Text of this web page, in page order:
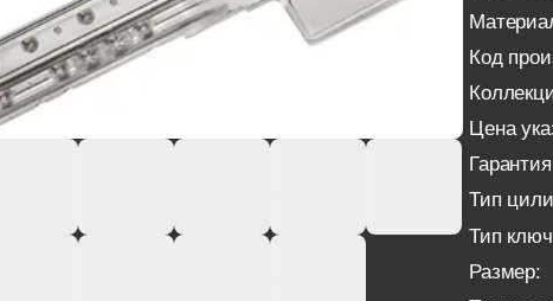
Код
Цена
Тип
Тип
Размер: